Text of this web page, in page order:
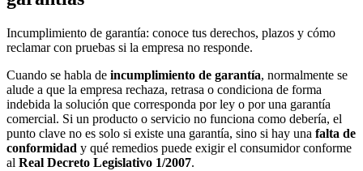
Incumplimiento de garantía: conoce tus derechos, plazos y cómo
reclamar con pruebas si la empresa no responde.
Cuando se habla de incumplimiento de garantía, normalmente se
alude a que la empresa rechaza, retrasa o condiciona de forma
indebida la solución que corresponda por ley o por una garantía
comercial. Si un producto o servicio no funciona como debería, el
punto clave no es solo si existe una garantía, sino si hay una falta de
conformidad y qué remedios puede exigir el consumidor conforme
al Real Decreto Legislativo 1/2007.